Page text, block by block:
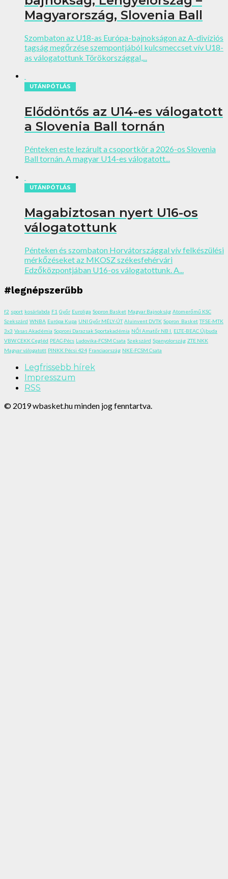
Magyarország, Slovenia Ball
Szombaton az U18-as Európa-bajnokságon az A-divíziós
tagság megőrzése szempontjából kulcsmeccset vív U18-
as válogatottunk Törökországgal,...
UTÁNPÓTLÁS
Elődöntős az U14-es válogatott
a Slovenia Ball tornán
Pénteken este lezárult a csoportkör a 2026-os Slovenia
Ball tornán. A magyar U14-es válogatott...
UTÁNPÓTLÁS
Magabiztosan nyert U16-os
válogatottunk
Pénteken és szombaton Horvátországgal vív felkészülési
mérkőzéseket az MKOSZ székesfehérvári
Edzőközpontjában U16-os válogatottunk. A...
#legnépszerűbb
f2 sport kosárlabda F1 Győr Euroliga Sopron Basket Magyar Bajnokság Atomerőmű KSC
Szekszárd WNBA Európa Kupa UNI Győr MÉLY-ÚT Aluinvent DVTK Sopron_Basket TFSE-MTK
3x3 Vasas Akadémia Soproni Darazsak Sportakadémia NŐI Amatőr NB I. ELTE-BEAC Újbuda
VBW CEKK Cegléd PEAC-Pécs Ludovika-FCSM Csata Szekszárd Spanyolország ZTE NKK
Magyar válogatott PINKK Pécsi 424 Franciaország NKE-FCSM Csata
Legfrissebb hírek
Impresszum
RSS
© 2019 wbasket.hu minden jog fenntartva.